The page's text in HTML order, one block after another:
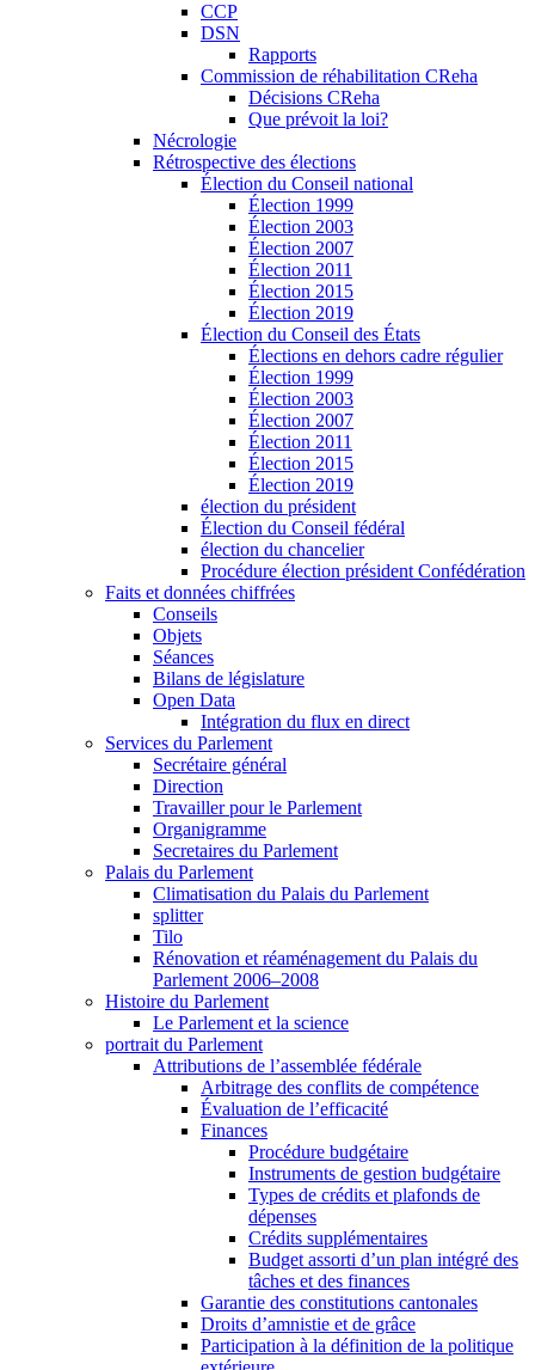
CCP
DSN
Rapports
Commission de réhabilitation CReha
Décisions CReha
Que prévoit la loi?
Nécrologie
Rétrospective des élections
Élection du Conseil national
Élection 1999
Élection 2003
Élection 2007
Élection 2011
Élection 2015
Élection 2019
Élection du Conseil des États
Élections en dehors cadre régulier
Élection 1999
Élection 2003
Élection 2007
Élection 2011
Élection 2015
Élection 2019
élection du président
Élection du Conseil fédéral
élection du chancelier
Procédure élection président Confédération
Faits et données chiffrées
Conseils
Objets
Séances
Bilans de législature
Open Data
Intégration du flux en direct
Services du Parlement
Secrétaire général
Direction
Travailler pour le Parlement
Organigramme
Secretaires du Parlement
Palais du Parlement
Climatisation du Palais du Parlement
splitter
Tilo
Rénovation et réaménagement du Palais du
Parlement 2006–2008
Histoire du Parlement
Le Parlement et la science
portrait du Parlement
Attributions de l’assemblée fédérale
Arbitrage des conflits de compétence
Évaluation de l’efficacité
Finances
Procédure budgétaire
Instruments de gestion budgétaire
Types de crédits et plafonds de
dépenses
Crédits supplémentaires
Budget assorti d’un plan intégré des
tâches et des finances
Garantie des constitutions cantonales
Droits d’amnistie et de grâce
Participation à la définition de la politique